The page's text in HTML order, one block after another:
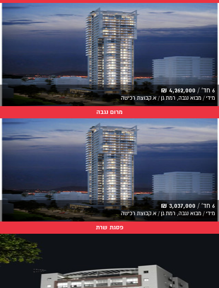
6 חד' / 4,262,000 ₪
מידי / מבוא נגבה, רמת גן / א.קבוצת רכישה
מרום נגבה
6 חד' / 3,037,000 ₪
מידי / מבוא נגבה, רמת גן / א.קבוצת רכישה
פסגת שרת